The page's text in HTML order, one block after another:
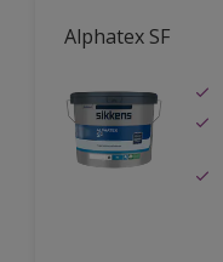
Alphatex SF